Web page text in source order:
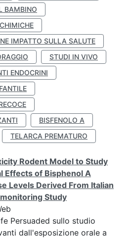
BAMBINO
IMPATTO SULLA SALUTE
STUDI IN VIVO
ENDOCRINI
BISFENOLO A
TELARCA PREMATURO
Rodent Model to Study
Effects of Bisphenol A
Levels Derived From Italian
Study
Persuaded sullo studio
dall'esposizione orale a